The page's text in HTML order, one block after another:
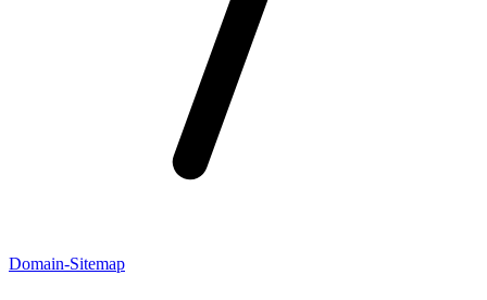
Domain-Sitemap